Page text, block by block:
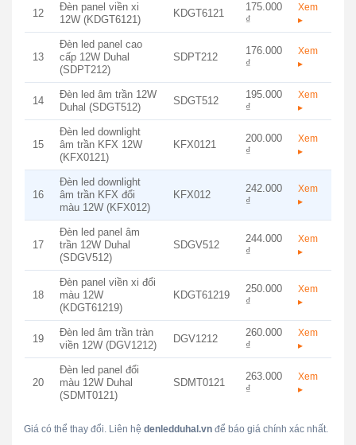
12
Đèn panel viền xi
12W (KDGT6121)
KDGT6121
175.000
₫
Xem
▸
13
Đèn led panel cao
cấp 12W Duhal
(SDPT212)
SDPT212
176.000
₫
Xem
▸
14
Đèn led âm trần 12W
Duhal (SDGT512)
SDGT512
195.000
₫
Xem
▸
15
Đèn led downlight
âm trần KFX 12W
(KFX0121)
KFX0121
200.000
₫
Xem
▸
16
Đèn led downlight
âm trần KFX đổi
màu 12W (KFX012)
KFX012
242.000
₫
Xem
▸
17
Đèn led panel âm
trần 12W Duhal
(SDGV512)
SDGV512
244.000
₫
Xem
▸
18
Đèn panel viền xi đổi
màu 12W
(KDGT61219)
KDGT61219
250.000
₫
Xem
▸
19
Đèn led âm trần tràn
viền 12W (DGV1212)
DGV1212
260.000
₫
Xem
▸
20
Đèn led panel đổi
màu 12W Duhal
(SDMT0121)
SDMT0121
263.000
₫
Xem
▸
Giá có thể thay đổi. Liên hệ denledduhal.vnđể báo giá chính xác nhất.